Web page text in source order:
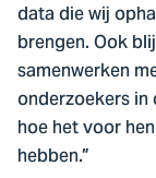
data die wij
brengen. Ook
samenwerken
onderzoekers
hoe het voor
hebben.”